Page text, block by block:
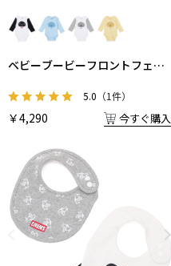
ベビーブービーフロントフェイ
5.0 （1件）
￥4,290 今すぐ購入